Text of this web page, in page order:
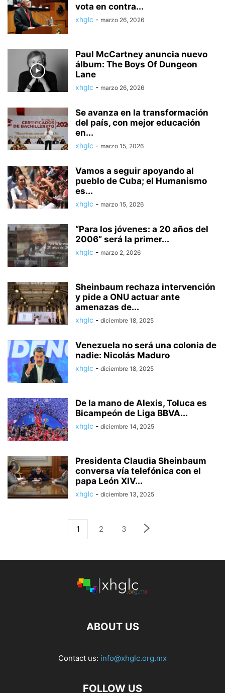
vota en contra...
xhglc - marzo 26, 2026
Paul McCartney anuncia nuevo
álbum: The Boys Of Dungeon
Lane
xhglc - marzo 26, 2026
Se avanza en la transformación
del país, con mejor educación
en...
xhglc - marzo 15, 2026
Vamos a seguir apoyando al
pueblo de Cuba; el Humanismo
es...
xhglc - marzo 15, 2026
“Para los jóvenes: a 20 años del
2006” será la primer...
xhglc - marzo 2, 2026
Sheinbaum rechaza intervención
y pide a ONU actuar ante
amenazas de...
xhglc - diciembre 18, 2025
Venezuela no será una colonia de
nadie: Nicolás Maduro
xhglc - diciembre 18, 2025
De la mano de Alexis, Toluca es
Bicampeón de Liga BBVA...
xhglc - diciembre 14, 2025
Presidenta Claudia Sheinbaum
conversa vía telefónica con el
papa León XIV...
xhglc - diciembre 13, 2025
1 2 3
ABOUT US
Contact us: info@xhglc.org.mx
FOLLOW US